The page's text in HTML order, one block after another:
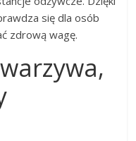
się dla osób
zdrową wagę.